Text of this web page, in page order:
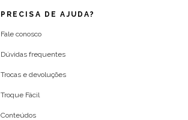
PRECISA DE AJUDA?
Fale conosco
Dúvidas frequentes
Trocas e devoluções
Troque Fácil
Conteúdos